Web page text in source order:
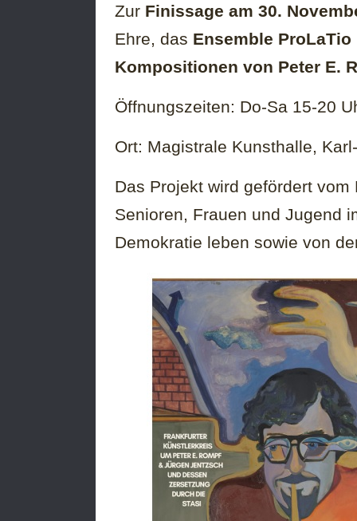
Zur Finissage am 30.
Ehre, das Ensemble ProLaTio
Kompositionen von Peter E.
Öffnungszeiten: Do-Sa 15-20
Ort: Magistrale Kunsthalle,
Das Projekt wird gefördert
Senioren, Frauen und Jugend
Demokratie leben sowie von